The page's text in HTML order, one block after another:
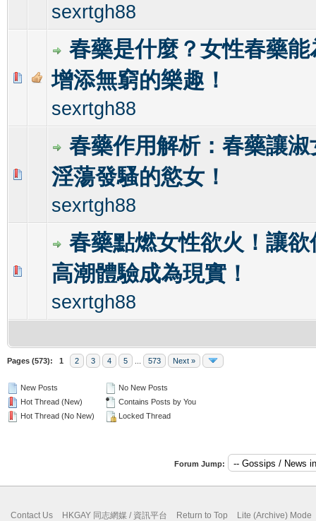
sexrtgh88
春藥是什麼？女性春藥
增添無窮的樂趣！
sexrtgh88
0 Vote(s) - 0 out of 5 in Average
1234 5
春藥作用解析：春藥讓
淫蕩發騷的慾女！
sexrtgh88
0 Vote(s) - 0 out of 5 in Average
12345
春藥點燃女性欲火！讓
高潮體驗成為現實！
sexrtgh88
0 Vote(s) - 0 out of 5 in Average
1 2345
Pages (573): 1 2 3 4 5 573 Next »
New Posts
Hot Thread (New)
Hot Thread (No New)
No New Posts
Contains Posts by You
Locked Thread
Forum Jump:
Contact Us HKGAY 同志網媒 / 資訊平台 Return to Top Lite (Archive) Mode